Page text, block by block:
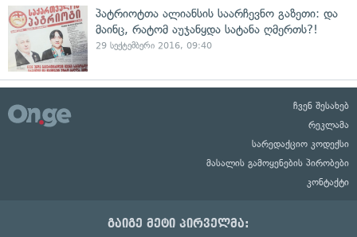
პატრიოტთა ალიანსის საარჩევნო გაზეთი: და
მაინც, რატომ აუჯანყდა სატანა ღმერთს?!
29 სექტემბერი 2016, 09:40
ჩვენ შესახებ
რეკლამა
სარედაქციო კოდექსი
მასალის გამოყენების პირობები
კონტაქტი
გაიგე მეტი პირველმა: